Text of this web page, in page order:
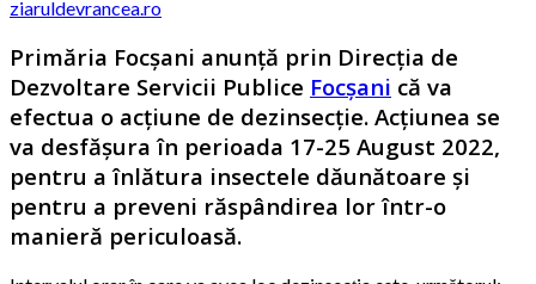
ziaruldevrancea.ro
Primăria Focșani anunță prin Direcția de
Dezvoltare Servicii Publice Focșani că va
efectua o acţiune de dezinsecție. Acțiunea se
va desfășura în perioada 17-25 August 2022,
pentru a înlătura insectele dăunătoare și
pentru a preveni răspândirea lor într-o
manieră periculoasă.